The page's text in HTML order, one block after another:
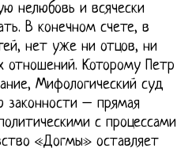
нелюбовь и всячески
В конечном счете, в
нет уже ни отцов, ни
отношений. Которому Петр
Мифологический суд
законности – прямая
с процессами
«Догмы» оставляет